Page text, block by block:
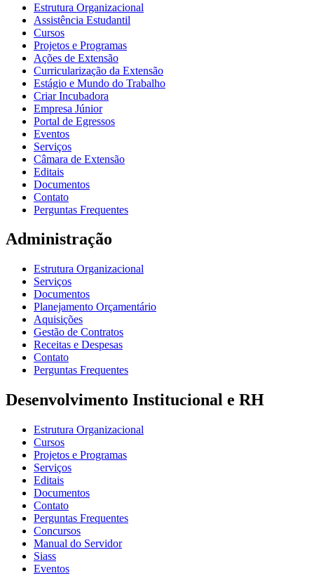
Estrutura Organizacional
Assistência Estudantil
Cursos
Projetos e Programas
Ações de Extensão
Curricularização da Extensão
Estágio e Mundo do Trabalho
Criar Incubadora
Empresa Júnior
Portal de Egressos
Eventos
Serviços
Câmara de Extensão
Editais
Documentos
Contato
Perguntas Frequentes
Administração
Estrutura Organizacional
Serviços
Documentos
Planejamento Orçamentário
Aquisições
Gestão de Contratos
Receitas e Despesas
Contato
Perguntas Frequentes
Desenvolvimento Institucional e RH
Estrutura Organizacional
Cursos
Projetos e Programas
Serviços
Editais
Documentos
Contato
Perguntas Frequentes
Concursos
Manual do Servidor
Siass
Eventos